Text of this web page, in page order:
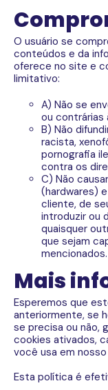
O usuário se
conteúdos e da
oferece no site e
limitativo:
A) Não se
ou contrárias
B) Não
racista,
pornografia
contra os
C) Não
(hardwares)
cliente, de
introduzir ou
quaisquer
que sejam
mencionados.
Mais
Esperemos que
anteriormente, se
se precisa ou não,
cookies ativados,
você usa em
Esta política é